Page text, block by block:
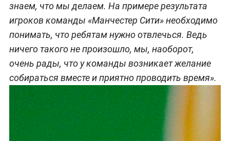
знаем, что мы делаем. На примере результата
игроков команды «Манчестер Сити» необходимо
понимать, что ребятам нужно отвлечься. Ведь
ничего такого непроизошло, мы, наоборот,
очень рады, что у команды возникает желание
собираться вместе и приятно проводить время».